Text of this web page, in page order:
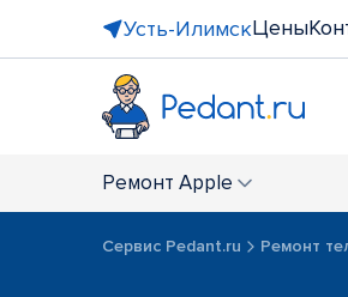
Усть-ИлимскЦены
Ремонт Apple
Сервис Pedant.ru Ремонт